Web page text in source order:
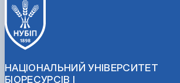
НАЦІОНАЛЬНИЙ УНІВЕРСИТЕТ
БІОРЕСУРСІВ І